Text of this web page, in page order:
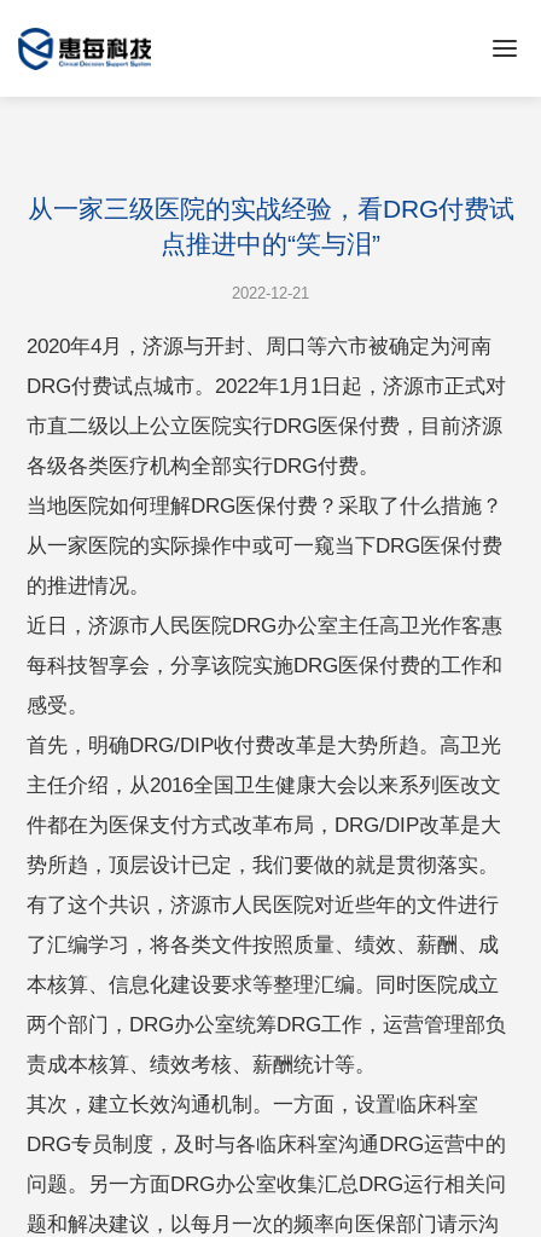
从一家三级医院的实战经验，看DRG付费试
点推进中的“笑与泪”
2022-12-21
2020年4月，济源与开封、周口等六市被确定为河南
DRG付费试点城市。2022年1月1日起，济源市正式对
市直二级以上公立医院实行DRG医保付费，目前济源
各级各类医疗机构全部实行DRG付费。
当地医院如何理解DRG医保付费？采取了什么措施？
从一家医院的实际操作中或可一窥当下DRG医保付费
的推进情况。
近日，济源市人民医院DRG办公室主任高卫光作客惠
每科技智享会，分享该院实施DRG医保付费的工作和
感受。
首先，明确DRG/DIP收付费改革是大势所趋。高卫光
主任介绍，从2016全国卫生健康大会以来系列医改文
件都在为医保支付方式改革布局，DRG/DIP改革是大
势所趋，顶层设计已定，我们要做的就是贯彻落实。
有了这个共识，济源市人民医院对近些年的文件进行
了汇编学习，将各类文件按照质量、绩效、薪酬、成
本核算、信息化建设要求等整理汇编。同时医院成立
两个部门，DRG办公室统筹DRG工作，运营管理部负
责成本核算、绩效考核、薪酬统计等。
其次，建立长效沟通机制。一方面，设置临床科室
DRG专员制度，及时与各临床科室沟通DRG运营中的
问题。另一方面DRG办公室收集汇总DRG运行相关问
题和解决建议，以每月一次的频率向医保部门请示沟